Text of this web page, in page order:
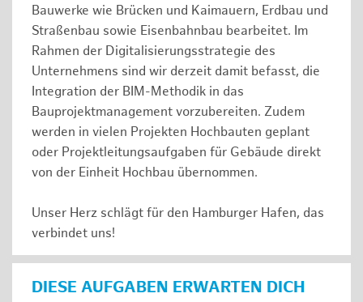
Bauwerke wie Brücken und Kaimauern, Erdbau und
Straßenbau sowie Eisenbahnbau bearbeitet. Im
Rahmen der Digitalisierungsstrategie des
Unternehmens sind wir derzeit damit befasst, die
Integration der BIM-Methodik in das
Bauprojektmanagement vorzubereiten. Zudem
werden in vielen Projekten Hochbauten geplant
oder Projektleitungsaufgaben für Gebäude direkt
von der Einheit Hochbau übernommen.
Unser Herz schlägt für den Hamburger Hafen, das
verbindet uns!
DIESE AUFGABEN ERWARTEN DICH